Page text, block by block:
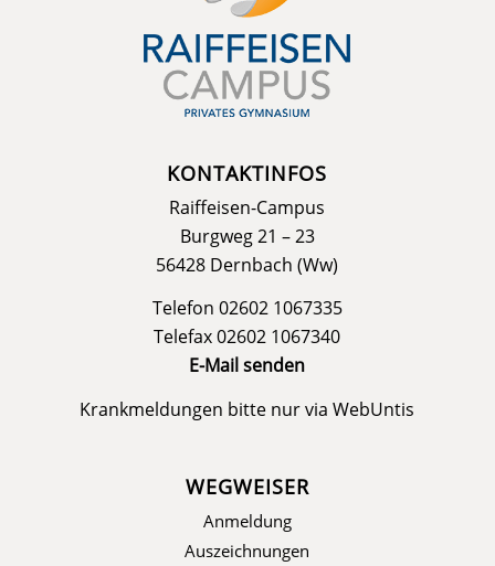
KONTAKTINFOS
Raiffeisen-Campus
Burgweg 21 – 23
56428 Dernbach (Ww)
Telefon 02602 1067335
Telefax 02602 1067340
E-Mail senden
Krankmeldungen bitte nur viaWebUntis
WEGWEISER
Anmeldung
Auszeichnungen